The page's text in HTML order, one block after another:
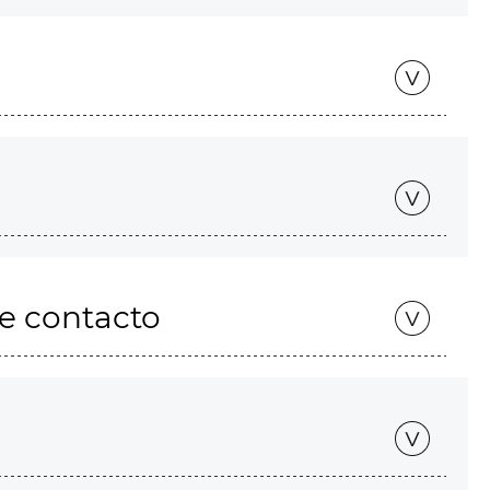
contacto